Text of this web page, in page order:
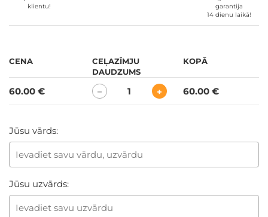
klientu!
garantija
14 dienu laikā!
CENA
CEĻAZĪMJU
DAUDZUMS
KOPĀ
60.00 € − 1 + 60.00 €
Jūsu vārds:
Jūsu uzvārds: